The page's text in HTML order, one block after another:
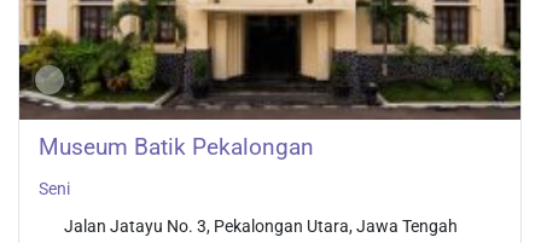
Museum Batik Pekalongan
Seni
Jalan Jatayu No. 3, Pekalongan Utara, Jawa Tengah